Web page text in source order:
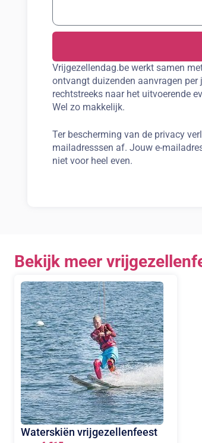
Vrijgezellendag.be werkt samen
ontvangt duizenden aanvragen
rechtstreeks naar het uitvoerende
Wel zo makkelijk.
Ter bescherming van de privacy
mailadresssen af. Jouw e-
niet voor heel even.
Bekijk meer
Waterskiën vrijgezellenfeest